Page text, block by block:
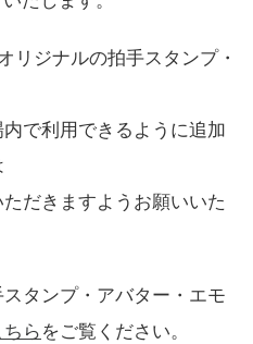
リジナルの拍手スタンプ・
で利用できるように追加
だきますようお願いいた
タンプ・アバター・エモ
ちら をご覧ください。